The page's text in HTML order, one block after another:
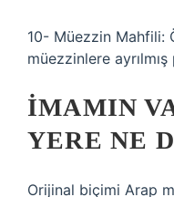
10- Müezzin Mahfili:
müezzinlere ayrılmış
İMAMIN
YERE NE
Orijinal biçimi Arap